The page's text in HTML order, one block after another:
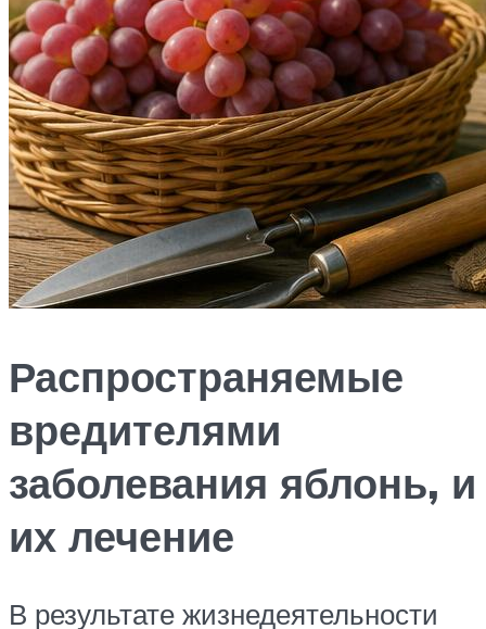
Распространяемые
вредителями
заболевания яблонь, и
их лечение
В результате жизнедеятельности